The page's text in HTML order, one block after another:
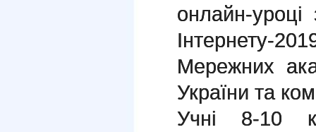
онлайн-
Мережних
України та
Учні 8-10